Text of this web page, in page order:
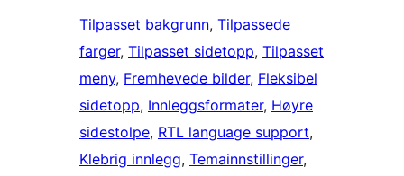
Tilpasset bakgrunn, Tilpassede
farger, Tilpasset sidetopp, Tilpasset
meny, Fremhevede bilder, Fleksibel
sidetopp, Innleggsformater, Høyre
sidestolpe, RTL language support
Klebrig innlegg, Temainnstillinger